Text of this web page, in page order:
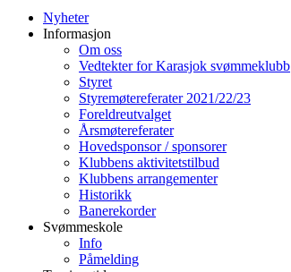
Nyheter
Informasjon
Om oss
Vedtekter for Karasjok svømmeklubb
Styret
Styremøtereferater 2021/22/23
Foreldreutvalget
Årsmøtereferater
Hovedsponsor / sponsorer
Klubbens aktivitetstilbud
Klubbens arrangementer
Historikk
Banerekorder
Svømmeskole
Info
Påmelding